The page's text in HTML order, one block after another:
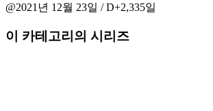
@2021년 12월 23일 / D+2,335일
이 카테고리의 시리즈